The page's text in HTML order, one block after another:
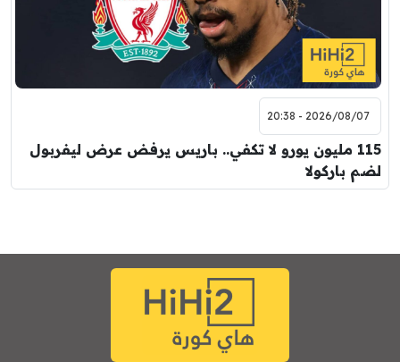
2026/08/07 - 20:38
115 مليون يورو لا تكفي.. باريس يرفض عرض ليفربول
لضم باركولا